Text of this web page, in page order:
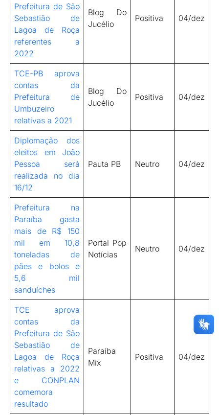
Prefeitura de São
Sebastião de
Lagoa de Roça
referentes a
2022
Blog Do
Jucélio
Positiva 04/dez
TCE-PB aprova
contas da
Prefeitura de
Umbuzeiro
relativas a 2021
Blog Do
Jucélio
Positiva 04/dez
Diplomação dos
eleitos em João
Pessoa será
realizada no dia
16/12
Pauta PB Neutro 04/dez
Prefeitura na
Paraíba gasta
mais de R$ 150
mil em 10,8
toneladas de
pães e bolos e
5,6 mil
sanduíches
Portal Pop
Notícias
Neutro 04/dez
TCE aprova
contas da
Prefeitura de São
Sebastião de
Lagoa de Roça
relativas a 2022
e CONPLAN
comemora
resultado
Paraíba
Mix
Positiva 04/dez